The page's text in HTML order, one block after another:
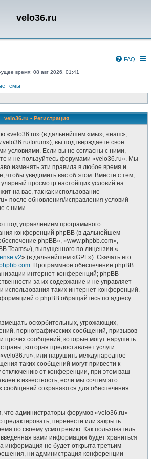
velo36.ru
FAQ
время: 08 авг 2026, 01:41
темы
velo36.ru - Регистрация
«velo36.ru» (в дальнейшем «мы», «наш»,
forum»), вы подтверждаете своё
условиями. Если вы не согласны с ними,
и не пользуйтесь форумами «velo36.ru». Мы
изменять эти правила в любое время и
чтобы уведомить вас об этом. Вместе с тем,
просмотр настойщих условий на
на вас, так как использование
после обновления/исправления условий
с ними.
под управлением программного
конференций phpBB (в дальнейшем
phpBB», «www.phpbb.com»,
Teams»), выпущенного по лицензии «
v2» (в дальнейшем «GPL»). Скачать его
. Программное обеспечение phpBB
интернет-конференций; phpBB
за их содержание и не управляет
использования таких интернет-конференций.
о phpBB обращайтесь по адресу
оскорбительных, угрожающих,
порнографических сообщений, призывов
прочих сообщений, которые могут нарушить
которая предоставляет услуги
или нарушить международное
таких сообщений могут привести к
от конференции, при этом ваш
в известность, если мы сочтём это
сообщений сохраняются для обеспечения
что администраторы форумов «velo36.ru»
перенести или закрыть
по своему усмотрению. Как пользователь
вами информация будет храниться
информация не будет открыта третьим
ни администрация конференции